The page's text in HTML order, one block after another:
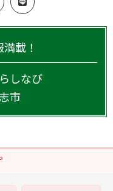
載！
しなび
市